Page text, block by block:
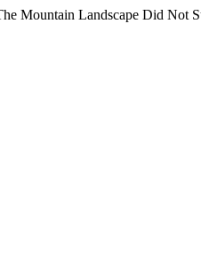
Mountain Landscape Did Not